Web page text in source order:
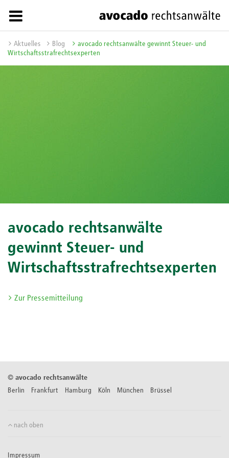
Aktuelles Blog
avocado rechtsanwälte gewinnt Steuer- und
Wirtschaftsstrafrechtsexperten
avocado rechtsanwälte
gewinnt Steuer- und
Wirtschaftsstrafrechtsexperten
Zur Pressemitteilung
© avocado rechtsanwälte
Berlin Frankfurt Hamburg Köln München Brüssel
nach oben
Impressum